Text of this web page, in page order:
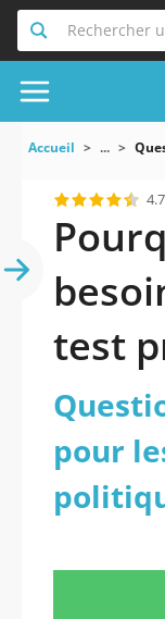
Rechercher
Accueil ...
4.7
test
mis
pour